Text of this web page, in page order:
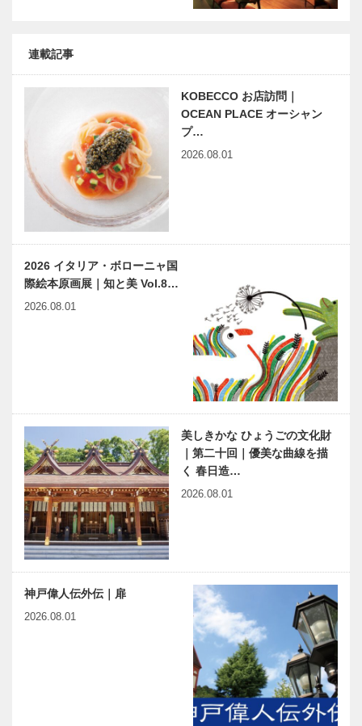
連載記事
KOBECCO お店訪問｜
OCEAN PLACE オーシャン
プ…
2026.08.01
2026 イタリア・ボローニャ国
際絵本原画展｜知と美 Vol.8…
2026.08.01
美しきかな ひょうごの文化財
｜第二十回｜優美な曲線を描
く 春日造…
2026.08.01
神戸偉人伝外伝｜扉
2026.08.01